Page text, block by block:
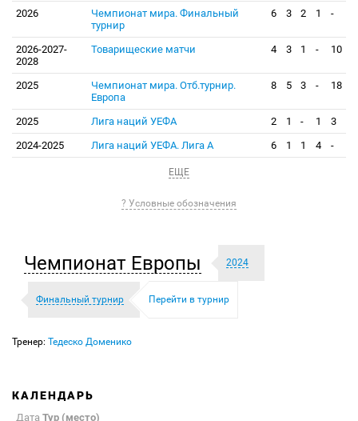
2026
Чемпионат мира. Финальный
турнир
6 3 2 1 -
2026-2027-
2028
Товарищеские матчи 4 3 1 - 10
2025
Чемпионат мира. Отб.турнир.
Европа
8 5 3 - 18
2025 Лига наций УЕФА 2 1 - 1
3
2024-2025
Лига наций УЕФА. Лига А 6 1 1 4 -
ЕЩЕ
? Условные обозначения
Чемпионат Европы 2024
Финальный турнир Перейти в турнир
Тренер: Тедеско Доменико
КАЛЕНДАРЬ
Дата Тур (место)